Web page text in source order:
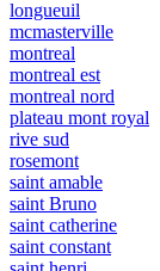
longueuil
mcmasterville
montreal
montreal est
montreal nord
plateau mont royal
rive sud
rosemont
saint amable
saint Bruno
saint catherine
saint constant